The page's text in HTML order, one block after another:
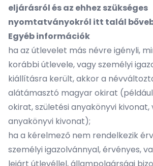
eljárásról és az ehhez szükséges
nyomtatványokról itt talál
Egyéb információk
ha az útlevelet más névre igényli,
korábbi útlevele, vagy személyi
kiállításra került, akkor a
alátámasztó magyar okirat
okirat, születési anyakönyvi kivonat,
anyakönyvi kivonat);
ha a kérelmező nem rendelkezik
személyi igazolvánnyal, érvényes,